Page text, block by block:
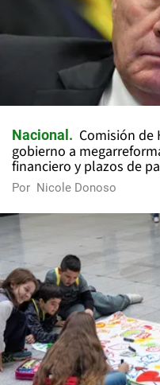
Nacional
Comisión de
gobierno a
financiero y plazos de
Por Nicole Donoso